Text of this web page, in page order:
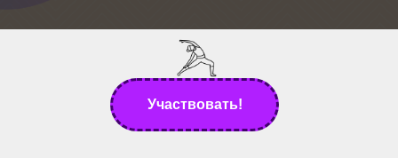
Участвовать!